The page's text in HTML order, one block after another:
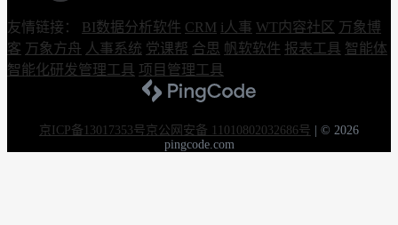
友情链接： BI数据分析软件 CRM i人事 WT内容社区 万象博
客 万象方舟 人事系统 党课帮 合思 帆软软件 报表工具 智能体
智能化研发管理工具 项目管理工具
京ICP备13017353号京公网安备 11010802032686号
© 2026
pingcode.com